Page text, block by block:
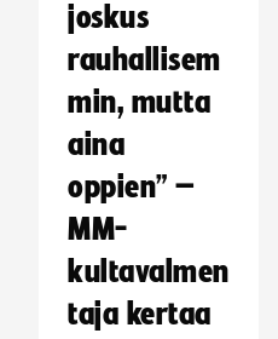
joskus
rauhallisem
min, mutta
aina
oppien” –
MM-
kultavalmen
taja kertaa